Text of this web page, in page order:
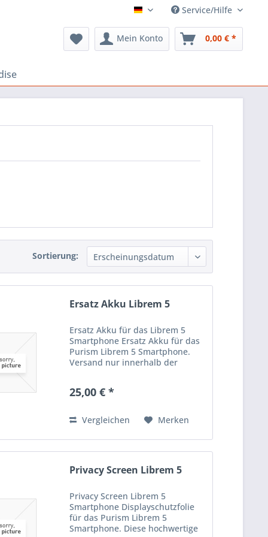
FLOSS ShopService/Hilfe
Mein Konto 0,00 € *
Sortierung:
Ersatz Akku Librem 5
Ersatz Akku für das Librem 5
Smartphone Ersatz Akku für das
Purism Librem 5 Smartphone.
Versand nur innerhalb der
bzw. Sendung.
25,00 € *
Vergleichen Merken
Privacy Screen Librem 5
Privacy Screen Librem 5
Smartphone Displayschutzfolie
für das Purism Librem 5
Smartphone. Diese hochwertige